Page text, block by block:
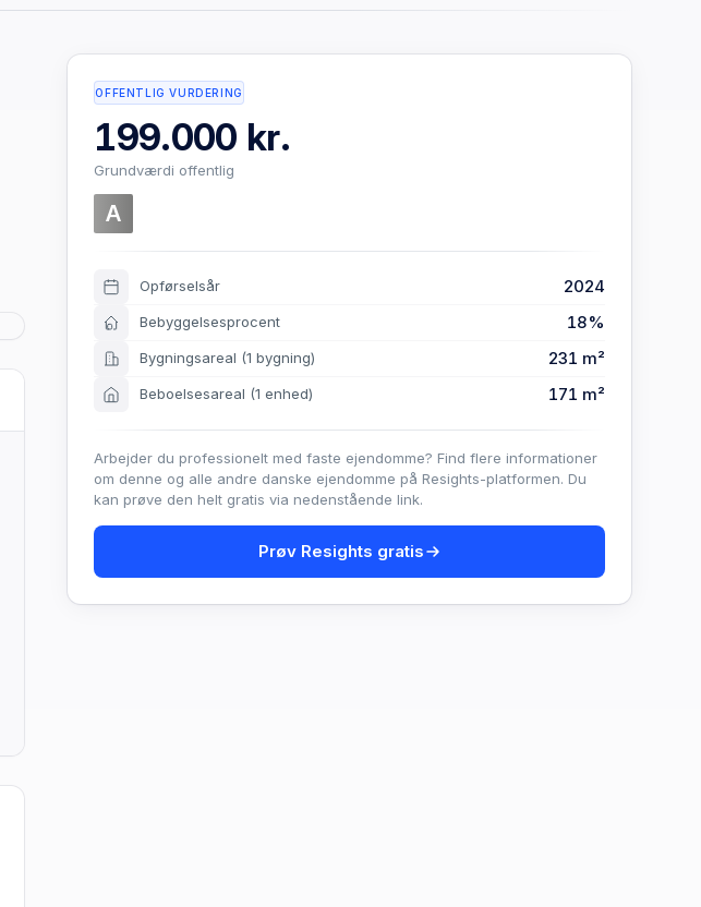
OFFENTLIG VURDERING
199.000 kr.
Grundværdi offentlig
A
Opførselsår 2024
Bebyggelsesprocent 18%
Bygningsareal (1 bygning) 231 m²
Beboelsesareal (1 enhed) 171 m²
Arbejder du professionelt med faste ejendomme? Find flere informationer
om denne og alle andre danske ejendomme på Resights-platformen. Du
kan prøve den helt gratis via nedenstående link.
Prøv Resights gratis